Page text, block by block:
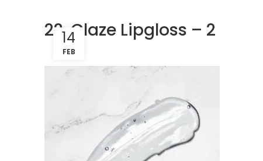
22. Glaze Lipgloss – 2
14
FEB